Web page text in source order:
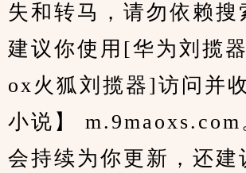
失和转马，请勿依赖搜
建议你使用[华为刘揽
ox火狐刘揽器]访问并
小说】 m.9maoxs.com
会持续为你更新，还建